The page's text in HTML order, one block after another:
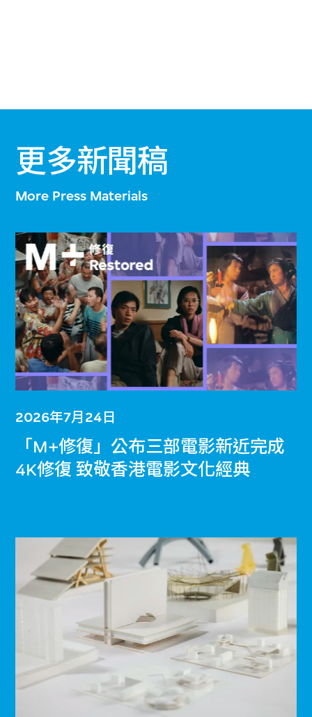
更多新聞稿
More Press Materials
2026年7月24日
「M+修復」公布三部電影新近完成
4K修復 致敬香港電影文化經典